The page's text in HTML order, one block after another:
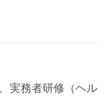
実務者研修（ヘル